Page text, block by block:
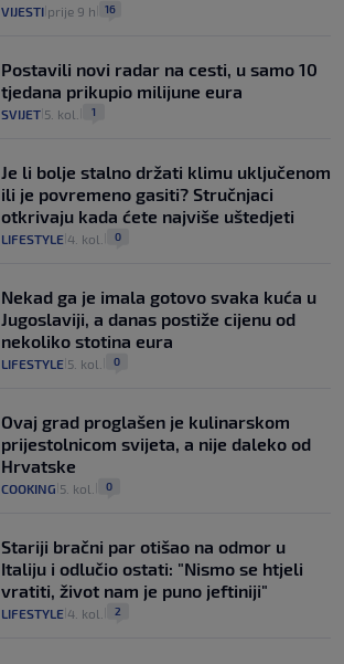
VIJESTI prije 9 h 16
Postavili novi radar na cesti, u samo 10
tjedana prikupio milijune eura
SVIJET 5. kol. 1
Je li bolje stalno držati klimu uključenom
ili je povremeno gasiti? Stručnjaci
otkrivaju kada ćete najviše uštedjeti
LIFESTYLE 4. kol. 0
Nekad ga je imala gotovo svaka kuća u
Jugoslaviji, a danas postiže cijenu od
nekoliko stotina eura
LIFESTYLE 5. kol. 0
Ovaj grad proglašen je kulinarskom
prijestolnicom svijeta, a nije daleko od
Hrvatske
COOKING 5. kol. 0
Stariji bračni par otišao na odmor u
Italiju i odlučio ostati: "Nismo se htjeli
vratiti, život nam je puno jeftiniji"
LIFESTYLE 4. kol. 2